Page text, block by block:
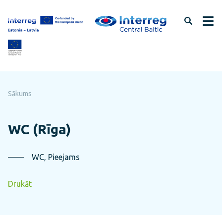
uz
lapas
saturu
Sākums
WC (Rīga)
WC, Pieejams
Drukāt